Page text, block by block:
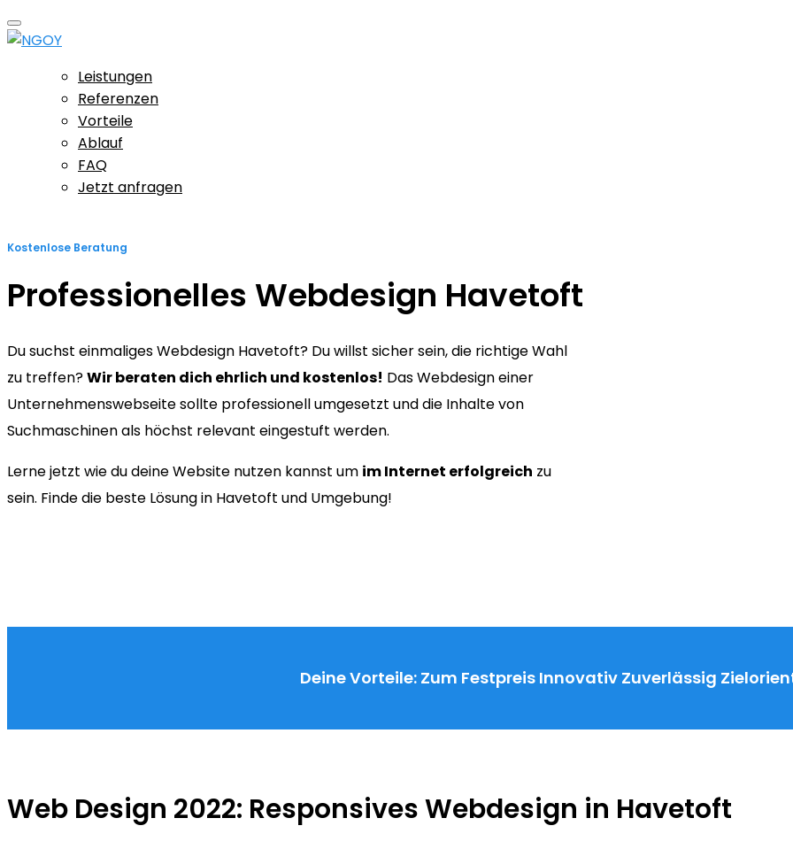
Leistungen
Referenzen
Vorteile
Ablauf
FAQ
Jetzt anfragen
Kostenlose Beratung
Professionelles Webdesign Havetoft
Du suchst einmaliges Webdesign Havetoft? Du willst sicher sein, die richtige Wahl
zu treffen?Wir beraten dich ehrlich und kostenlos! Das Webdesign einer
Unternehmenswebseite sollte professionell umgesetzt und die Inhalte von
Suchmaschinen als höchst relevant eingestuft werden.
Lerne jetzt wie du deine Website nutzen kannst um im Internet erfolgreich zu
sein. Finde die beste Lösung in Havetoft und Umgebung!
Deine Vorteile: Zum Festpreis Innovativ Zuverlässig
Web Design 2022: Responsives Webdesign in Havetoft